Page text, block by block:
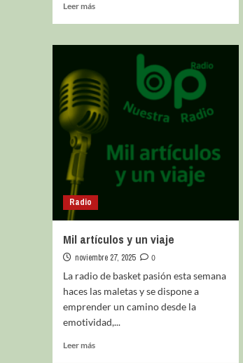
Leer más
Radio
Mil artículos y un viaje
noviembre 27, 2025
0
La radio de basket pasión esta semana
haces las maletas y se dispone a
emprender un camino desde la
emotividad,...
Leer más